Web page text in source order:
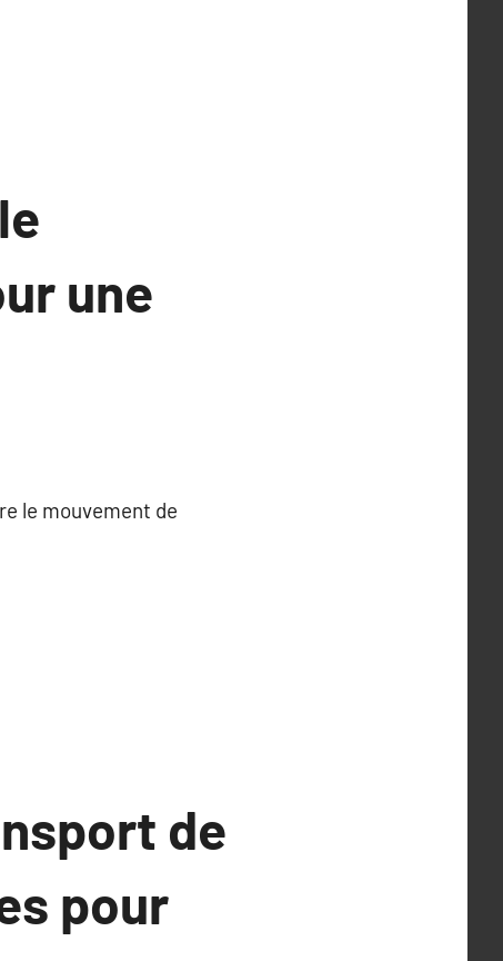
une
le mouvement de
de
pour